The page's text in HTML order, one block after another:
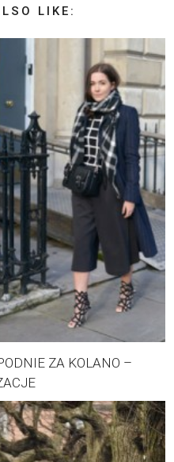
LIKE:
ZA KOLANO –